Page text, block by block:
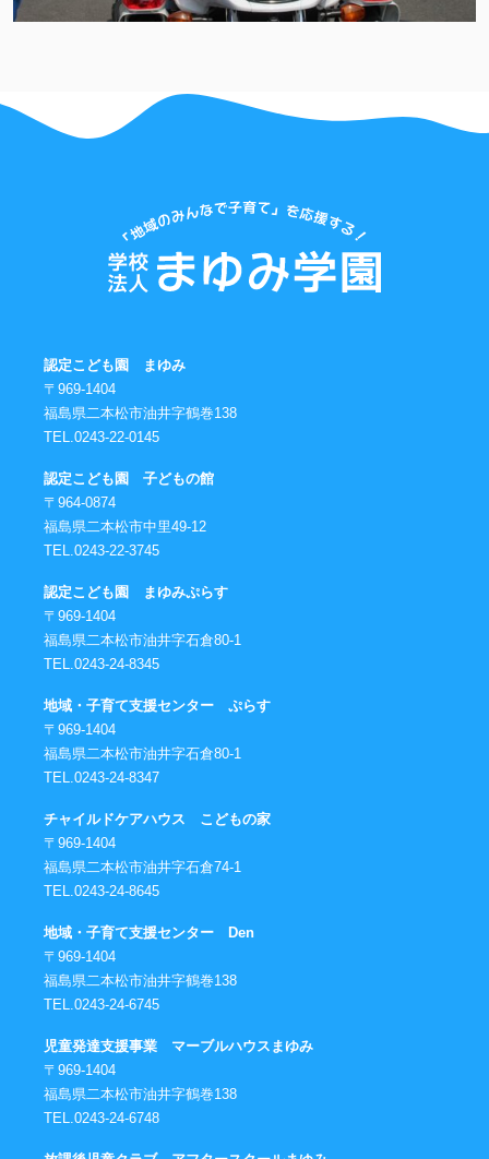
認定こども園 まゆみ
〒969-1404
福島県二本松市油井字鶴巻138
TEL.0243-22-0145
認定こども園 子どもの館
〒964-0874
福島県二本松市中里49-12
TEL.0243-22-3745
認定こども園 まゆみぷらす
〒969-1404
福島県二本松市油井字石倉80-1
TEL.0243-24-8345
地域・子育て支援センター ぷらす
〒969-1404
福島県二本松市油井字石倉80-1
TEL.0243-24-8347
チャイルドケアハウス こどもの家
〒969-1404
福島県二本松市油井字石倉74-1
TEL.0243-24-8645
地域・子育て支援センター Den
〒969-1404
福島県二本松市油井字鶴巻138
TEL.0243-24-6745
児童発達支援事業 マーブルハウスまゆみ
〒969-1404
福島県二本松市油井字鶴巻138
TEL.0243-24-6748